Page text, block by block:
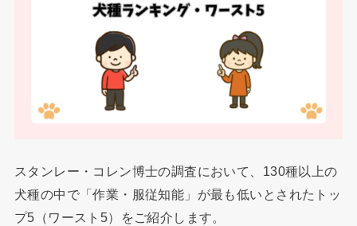
スタンレー・コレン博士の調査において、130種以上の
犬種の中で「作業・服従知能」が最も低いとされたトッ
プ5（ワースト5）をご紹介します。